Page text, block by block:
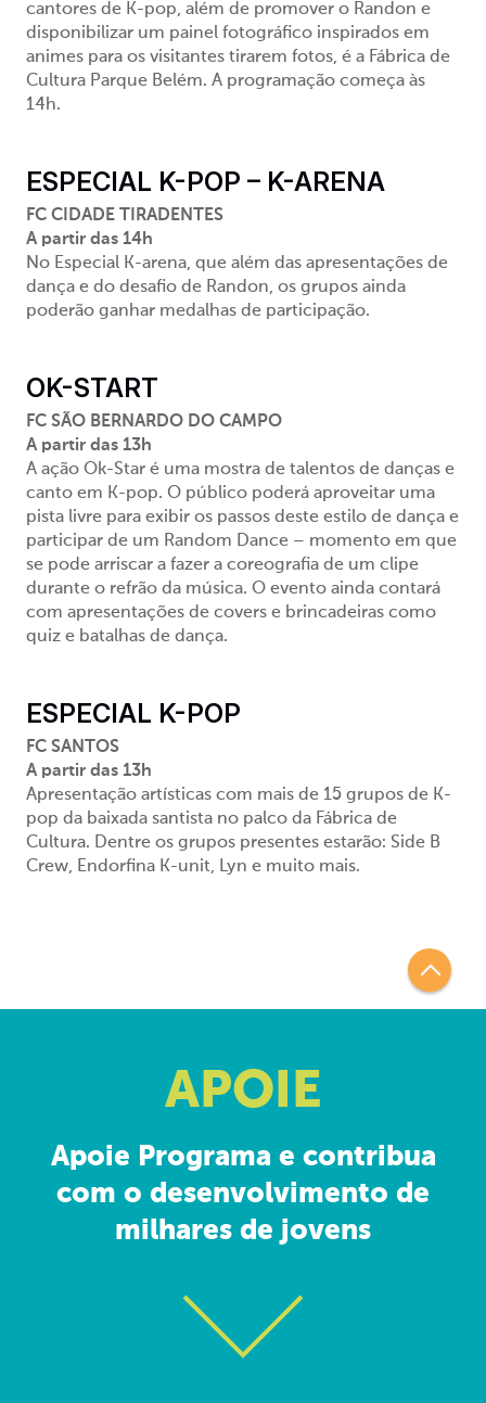
cantores de K-pop, além de promover o Randon e
disponibilizar um painel fotográfico inspirados em
animes para os visitantes tirarem fotos, é a Fábrica de
Cultura Parque Belém. A programação começa às
14h.
ESPECIAL K-POP – K-ARENA
FC CIDADE TIRADENTES
A partir das 14h
No Especial K-arena, que além das apresentações de
dança e do desafio de Randon, os grupos ainda
poderão ganhar medalhas de participação.
OK-START
FC SÃO BERNARDO DO CAMPO
A partir das 13h
A ação Ok-Star é uma mostra de talentos de danças e
canto em K-pop. O público poderá aproveitar uma
pista livre para exibir os passos deste estilo de dança e
participar de um Random Dance – momento em que
se pode arriscar a fazer a coreografia de um clipe
durante o refrão da música. O evento ainda contará
com apresentações de covers e brincadeiras como
quiz e batalhas de dança.
ESPECIAL K-POP
FC SANTOS
A partir das 13h
Apresentação artísticas com mais de 15 grupos de K-
pop da baixada santista no palco da Fábrica de
Cultura. Dentre os grupos presentes estarão: Side B
Crew, Endorfina K-unit, Lyn e muito mais.
APOIE
Apoie Programa e contribua
com o desenvolvimento de
milhares de jovens